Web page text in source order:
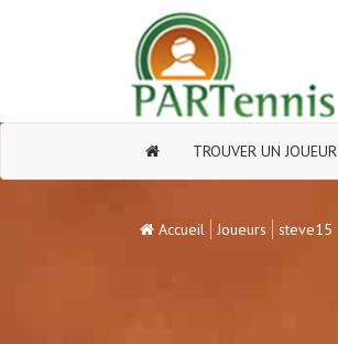
TROUVER UN JOUEUR
Accueil Joueurs steve15